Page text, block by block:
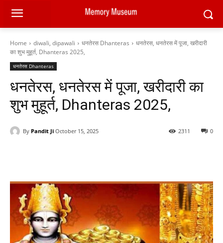
Home diwali, dipawali धनतेरस Dhanteras
धनतेरस, धनतेरस में पूजा, खरीदारी
का शुभ मुहूर्त, Dhanteras 2025,
धनतेरस Dhanteras
धनतेरस, धनतेरस में पूजा, खरीदारी का
शुभ मुहूर्त, Dhanteras 2025,
By Pandit Ji October 15, 2025 0
2311